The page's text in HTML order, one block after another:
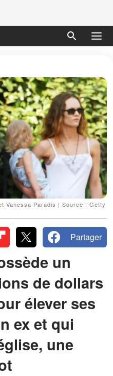
Vanessa Paradis | Source : Getty
Partager
un
de dollars
élever ses
ex et qui
une